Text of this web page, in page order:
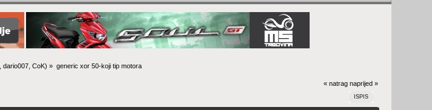
,dario007 ,CoK) » generic xor 50-koji tip motora
« natrag naprijed »
ISPIS